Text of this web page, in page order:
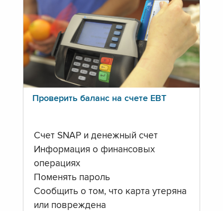
Проверить баланс на счете ЕВТ
Счет SNAP и денежный счет
Информация о финансовых
операциях
Поменять пароль
Сообщить о том, что карта утеряна
или повреждена